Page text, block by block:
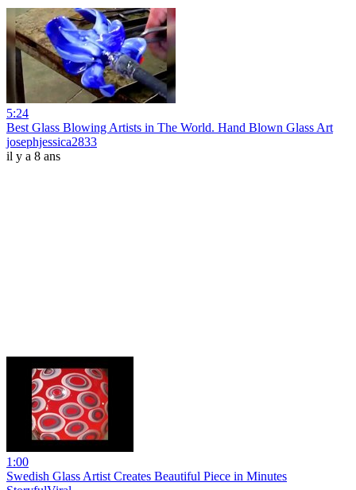
5:24
Best Glass Blowing Artists in The World. Hand Blown Glass Art
josephjessica2833
il y a 8 ans
1:00
Swedish Glass Artist Creates Beautiful Piece in Minutes